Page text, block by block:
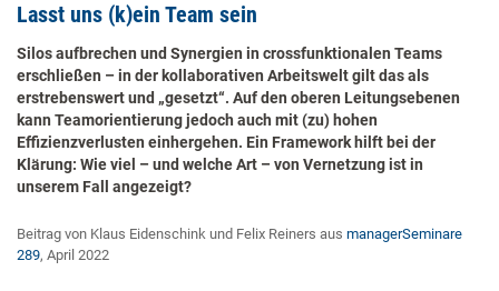
Lasst uns (k)ein Team sein
Silos aufbrechen und Synergien in crossfunktionalen Teams
erschließen – in der kollaborativen Arbeitswelt gilt das als
erstrebenswert und „gesetzt“. Auf den oberen Leitungsebenen
kann Teamorientierung jedoch auch mit (zu) hohen
Effizienzverlusten einhergehen. Ein Framework hilft bei der
Klärung: Wie viel – und welche Art – von Vernetzung ist in
unserem Fall angezeigt?
Beitrag von Klaus Eidenschink und Felix Reiners aus managerSeminare
289, April 2022